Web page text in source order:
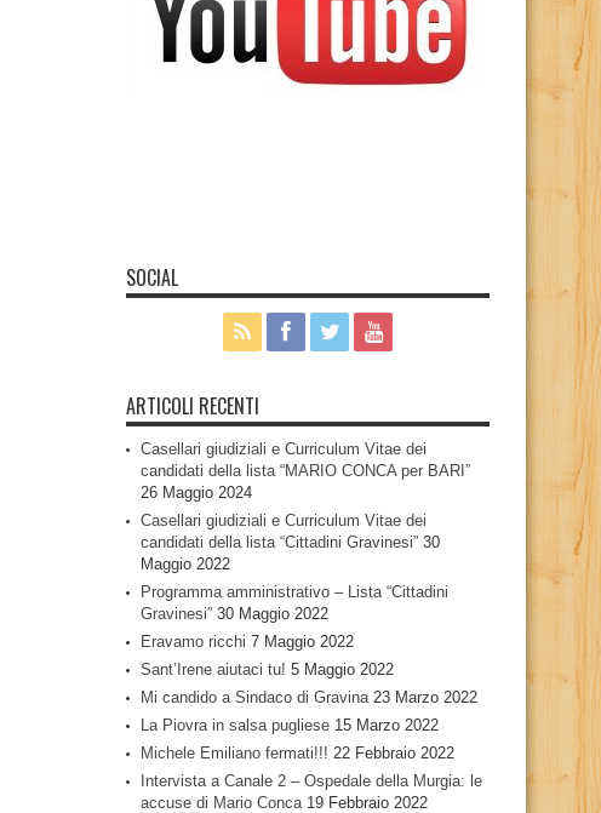
SOCIAL
ARTICOLI RECENTI
Casellari giudiziali e Curriculum Vitae dei
candidati della lista “MARIO CONCA per BARI”
26 Maggio 2024
Casellari giudiziali e Curriculum Vitae dei
candidati della lista “Cittadini Gravinesi” 30
Maggio 2022
Programma amministrativo – Lista “Cittadini
Gravinesi” 30 Maggio 2022
Eravamo ricchi 7 Maggio 2022
Sant’Irene aiutaci tu! 5 Maggio 2022
Mi candido a Sindaco di Gravina 23 Marzo 2022
La Piovra in salsa pugliese 15 Marzo 2022
Michele Emiliano fermati!!! 22 Febbraio 2022
Intervista a Canale 2 – Ospedale della Murgia: le
accuse di Mario Conca 19 Febbraio 2022